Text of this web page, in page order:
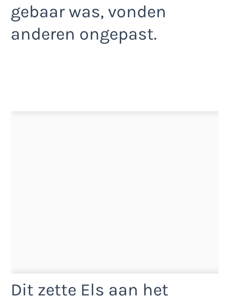
gebaar was, vonden
anderen ongepast.
Dit zette Els aan het